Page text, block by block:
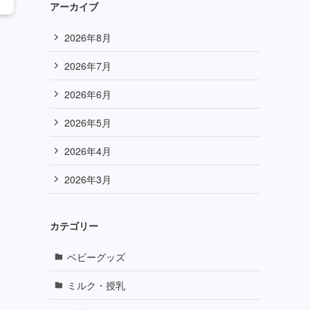
アーカイブ
2026年8月
2026年7月
2026年6月
2026年5月
2026年4月
2026年3月
カテゴリー
ベビーグッズ
ミルク・授乳